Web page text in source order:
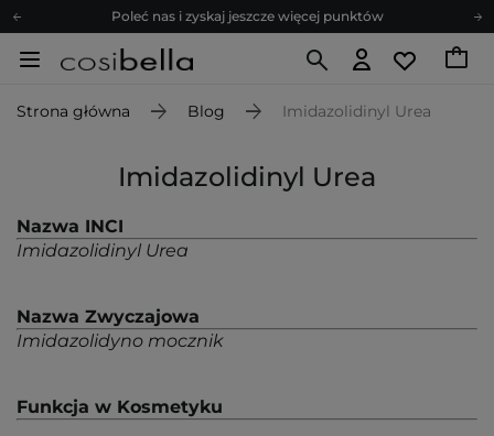
Poleć nas i zyskaj jeszcze więcej punktów
Zapisz się na newsletter pełen porad
Z nami to możliwe! Realizacja zamówienia do 24h.
Zapisz się na newsletter pełen porad
Strona główna Blog Imidazolidinyl Urea
Imidazolidinyl Urea
Nazwa INCI
Imidazolidinyl Urea
Nazwa Zwyczajowa
Imidazolidyno mocznik
Funkcja w Kosmetyku